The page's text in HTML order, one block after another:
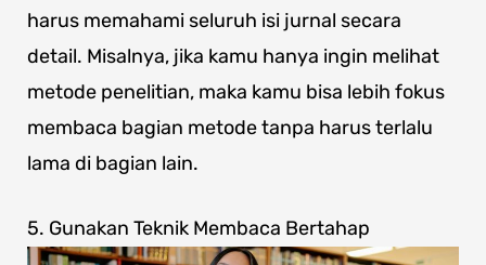
harus memahami seluruh isi jurnal secara
detail. Misalnya, jika kamu hanya ingin melihat
metode penelitian, maka kamu bisa lebih fokus
membaca bagian metode tanpa harus terlalu
lama di bagian lain.
5. Gunakan Teknik Membaca Bertahap